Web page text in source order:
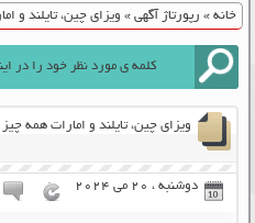
خانه» رپورتاژ آگهی» ویزای چین، تایلند و
ویزای چین، تایلند و امارات همه
دوشنبه ، 20 می 2024